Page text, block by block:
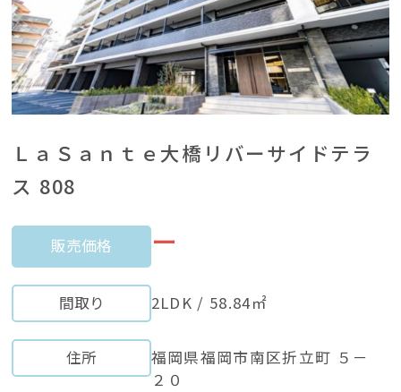
ＬａＳａｎｔｅ大橋リバーサイドテラ
ス 808
販売価格 ー
間取り 2LDK / 58.84㎡
住所
福岡県福岡市南区折立町 ５－
２０